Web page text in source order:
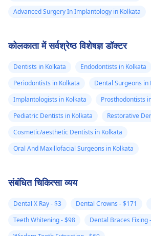
Advanced Surgery In Implantology in Kolkata
कोलकाता में सर्वश्रेष्ठ विशेषज्ञ डॉक्टर
Dentists in Kolkata
Endodontists in Kolkata
Periodontists in Kolkata
Dental Surgeons in
Implantologists in Kolkata
Prosthodontists
Pediatric Dentists in Kolkata
Restorative
Cosmetic/aesthetic Dentists in Kolkata
Oral And Maxillofacial Surgeons in Kolkata
संबंधित चिकित्सा व्यय
Dental X Ray - $3 Dental Crowns - $171
Teeth Whitening - $98
Dental Braces Fixing